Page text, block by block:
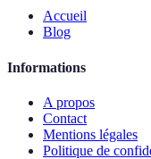
Accueil
Blog
Informations
A propos
Contact
Mentions légales
Politique de